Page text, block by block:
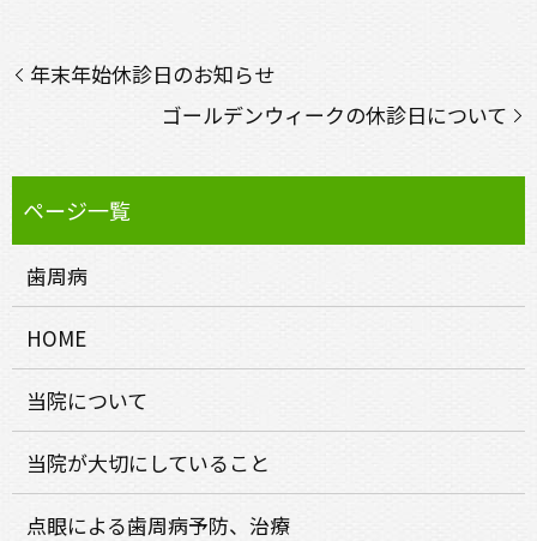
年末年始休診日のお知らせ
ゴールデンウィークの休診日について
歯周病
HOME
当院について
当院が大切にしていること
点眼による歯周病予防、治療